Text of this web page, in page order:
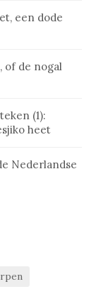
een dode
of de nogal
(1):
heet
Nederlandse